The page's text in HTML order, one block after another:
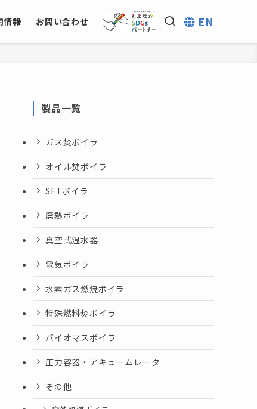
情報 お問い合わせ EN
製品一覧
ガス焚ボイラ
オイル焚ボイラ
SFTボイラ
廃熱ボイラ
真空式温水器
電気ボイラ
水素ガス燃焼ボイラ
特殊燃料焚ボイラ
バイオマスボイラ
圧力容器・アキュームレータ
その他